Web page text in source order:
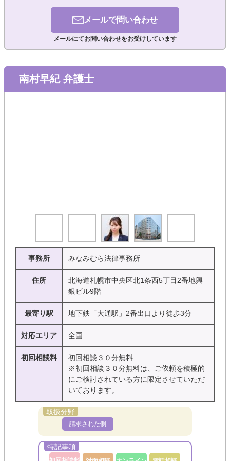
メールで問い合わせ
メールにてお問い合わせをお受けしています
南村早紀 弁護士
事務所 みなみむら法律事務所
住所
北海道札幌市中央区北1条西5丁目2番地興
銀ビル9階
最寄り駅 地下鉄「大通駅」2番出口より徒歩3分
対応エリア 全国
初回相談料
初回相談３０分無料
※初回相談３０分無料は、ご依頼を積極的
にご検討されている方に限定させていただ
いております。
請求された側